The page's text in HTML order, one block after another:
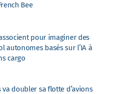
Bee
pour imaginer des
autonomes basés sur l’IA à
cargo
va doubler sa flotte d’avions